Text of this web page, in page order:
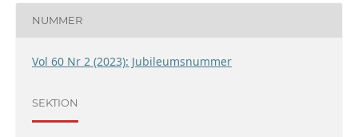
NUMMER
Vol 60 Nr 2 (2023): Jubileumsnummer
SEKTION